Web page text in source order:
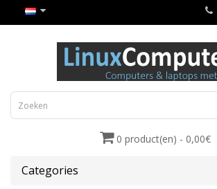
0 product(en) - 0,00€
Categories